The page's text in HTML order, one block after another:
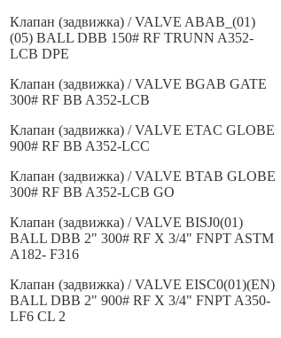
Клапан (задвижка) / VALVE ABAB_(01)
(05) BALL DBB 150# RF TRUNN A352-
LCB DPE
Клапан (задвижка) / VALVE BGAB GATE
300# RF BB A352-LCB
Клапан (задвижка) / VALVE ETAC GLOBE
900# RF BB A352-LCC
Клапан (задвижка) / VALVE BTAB GLOBE
300# RF BB A352-LCB GO
Клапан (задвижка) / VALVE BISJ0(01)
BALL DBB 2" 300# RF X 3/4" FNPT ASTM
A182- F316
Клапан (задвижка) / VALVE EISC0(01)(EN)
BALL DBB 2" 900# RF X 3/4" FNPT A350-
LF6 CL 2